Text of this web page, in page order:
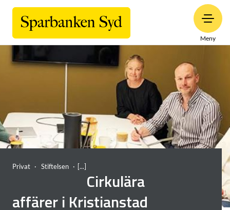
Meny
Privat Stiftelsen
Cirkulära
affärer i Kristianstad